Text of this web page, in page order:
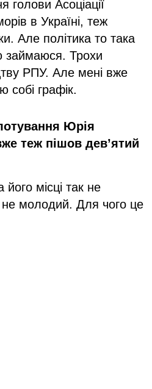
голови Асоціації
в Україні, теж
Але політика то така
займаюся. Трохи
РПУ. Але мені вже
графік.
Юрія
теж пішов дев’ятий
місці так не
молодий. Для чого це